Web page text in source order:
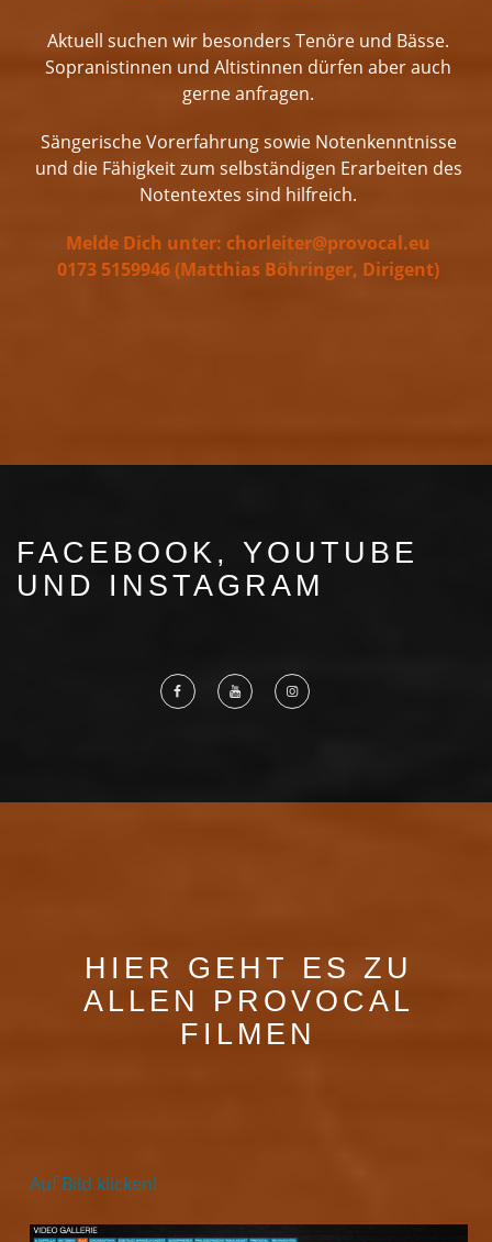
Aktuell suchen wir besonders Tenöre und Bässe.
Sopranistinnen und Altistinnen dürfen aber auch
gerne anfragen.
Sängerische Vorerfahrung sowie Notenkenntnisse
und die Fähigkeit zum selbständigen Erarbeiten des
Notentextes sind hilfreich.
Melde Dich unter: chorleiter@provocal.eu
0173 5159946 (Matthias Böhringer, Dirigent)
FACEBOOK, YOUTUBE
UND INSTAGRAM
HIER GEHT ES ZU
ALLEN PROVOCAL
FILMEN
Auf Bild klicken!